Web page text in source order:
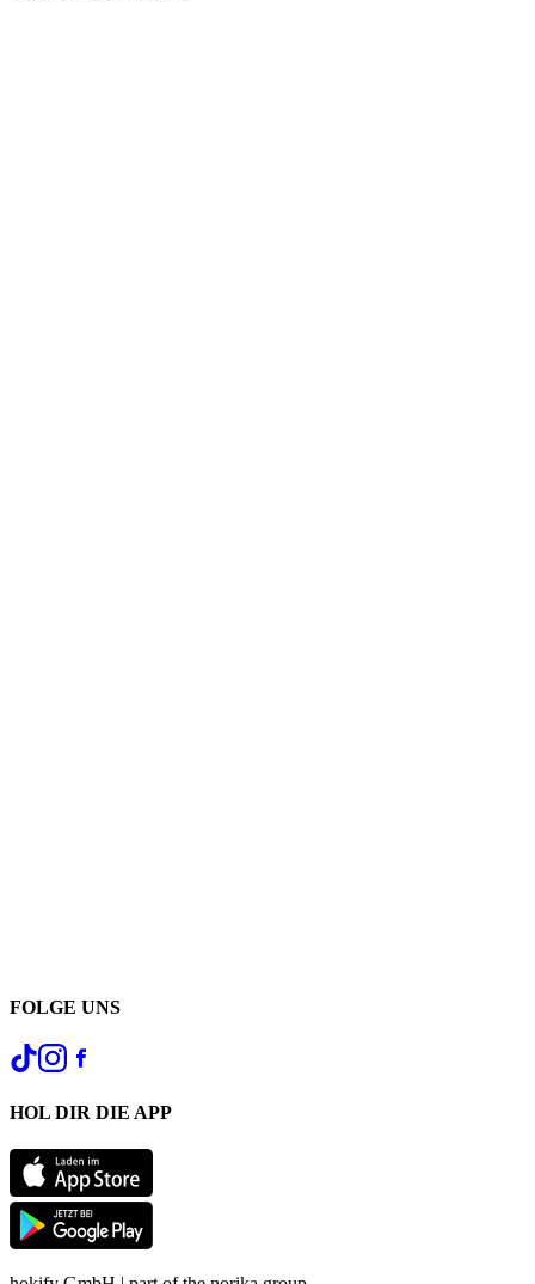
FOLGE UNS
HOL DIR DIE APP